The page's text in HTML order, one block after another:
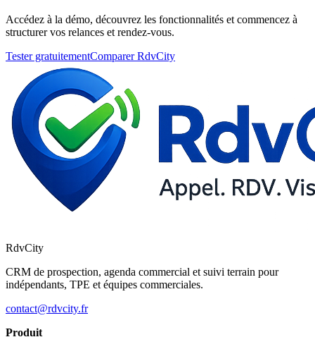
Accédez à la démo, découvrez les fonctionnalités et commencez à
structurer vos relances et rendez-vous.
Tester gratuitementComparer RdvCity
RdvCity
CRM de prospection, agenda commercial et suivi terrain pour
indépendants, TPE et équipes commerciales.
contact@rdvcity.fr
Produit